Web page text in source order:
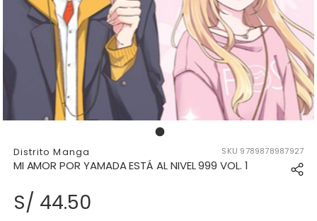
176859313959074_17685931393
Distrito Manga SKU 9789878987927
MI AMOR POR YAMADA ESTÁ AL NIVEL 999 VOL. 1
S/ 44.50